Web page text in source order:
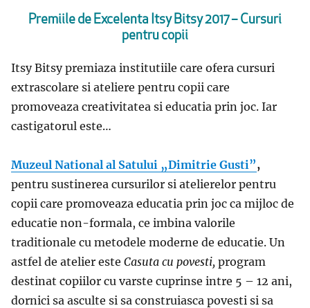
Premiile de Excelenta Itsy Bitsy 2017 – Cursuri
pentru copii
Itsy Bitsy premiaza institutiile care ofera cursuri
extrascolare si ateliere pentru copii care
promoveaza creativitatea si educatia prin joc. Iar
castigatorul este…
Muzeul National al Satului „Dimitrie Gusti”,
pentru sustinerea cursurilor si atelierelor pentru
copii care promoveaza educatia prin joc ca mijloc de
educatie non-formala, ce imbina valorile
traditionale cu metodele moderne de educatie. Un
astfel de atelier este Casuta cu povesti, program
destinat copiilor cu varste cuprinse intre 5 – 12 ani,
dornici sa asculte si sa construiasca povesti si sa